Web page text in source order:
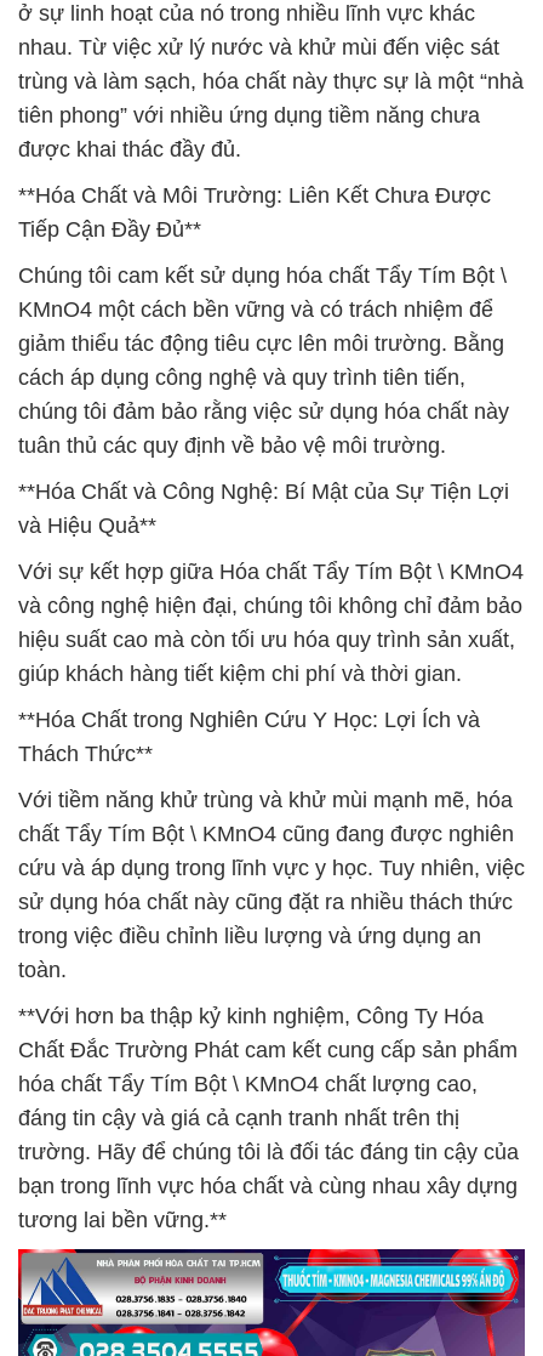
ở sự linh hoạt của nó trong nhiều lĩnh vực khác
nhau. Từ việc xử lý nước và khử mùi đến việc sát
trùng và làm sạch, hóa chất này thực sự là một “nhà
tiên phong” với nhiều ứng dụng tiềm năng chưa
được khai thác đầy đủ.
**Hóa Chất và Môi Trường: Liên Kết Chưa Được
Tiếp Cận Đầy Đủ**
Chúng tôi cam kết sử dụng hóa chất Tẩy Tím Bột \
KMnO4 một cách bền vững và có trách nhiệm để
giảm thiểu tác động tiêu cực lên môi trường. Bằng
cách áp dụng công nghệ và quy trình tiên tiến,
chúng tôi đảm bảo rằng việc sử dụng hóa chất này
tuân thủ các quy định về bảo vệ môi trường.
**Hóa Chất và Công Nghệ: Bí Mật của Sự Tiện Lợi
và Hiệu Quả**
Với sự kết hợp giữa Hóa chất Tẩy Tím Bột \ KMnO4
và công nghệ hiện đại, chúng tôi không chỉ đảm bảo
hiệu suất cao mà còn tối ưu hóa quy trình sản xuất,
giúp khách hàng tiết kiệm chi phí và thời gian.
**Hóa Chất trong Nghiên Cứu Y Học: Lợi Ích và
Thách Thức**
Với tiềm năng khử trùng và khử mùi mạnh mẽ, hóa
chất Tẩy Tím Bột \ KMnO4 cũng đang được nghiên
cứu và áp dụng trong lĩnh vực y học. Tuy nhiên, việc
sử dụng hóa chất này cũng đặt ra nhiều thách thức
trong việc điều chỉnh liều lượng và ứng dụng an
toàn.
**Với hơn ba thập kỷ kinh nghiệm, Công Ty Hóa
Chất Đắc Trường Phát cam kết cung cấp sản phẩm
hóa chất Tẩy Tím Bột \ KMnO4 chất lượng cao,
đáng tin cậy và giá cả cạnh tranh nhất trên thị
trường. Hãy để chúng tôi là đối tác đáng tin cậy của
bạn trong lĩnh vực hóa chất và cùng nhau xây dựng
tương lai bền vững.**